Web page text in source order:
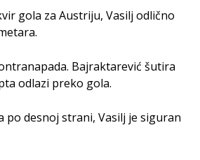
gola za Austriju, Vasilj odlično
Bajraktarević šutira
odlazi preko gola.
po desnoj strani, Vasilj je siguran